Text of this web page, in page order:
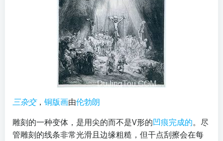
三杂交， 铜版画由伦勃朗
雕刻的一种变体，是用尖的而不是V形的凹痕完成的。尽
管雕刻的线条非常光滑且边缘粗糙，但干点刮擦会在每